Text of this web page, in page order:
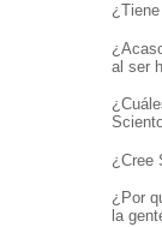
al ser
¿Cree
¿Por
la